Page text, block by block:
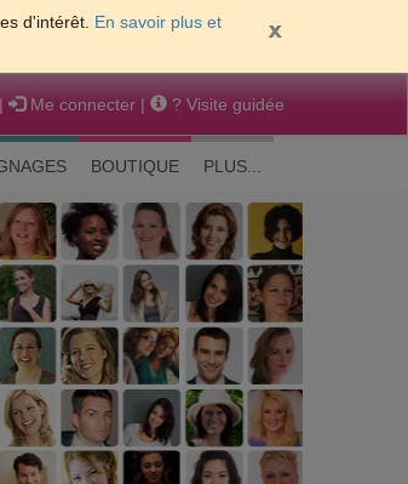
d'intérêt. En savoir plus et
| Me connecter | ? Visite guidée
BOUTIQUE PLUS...